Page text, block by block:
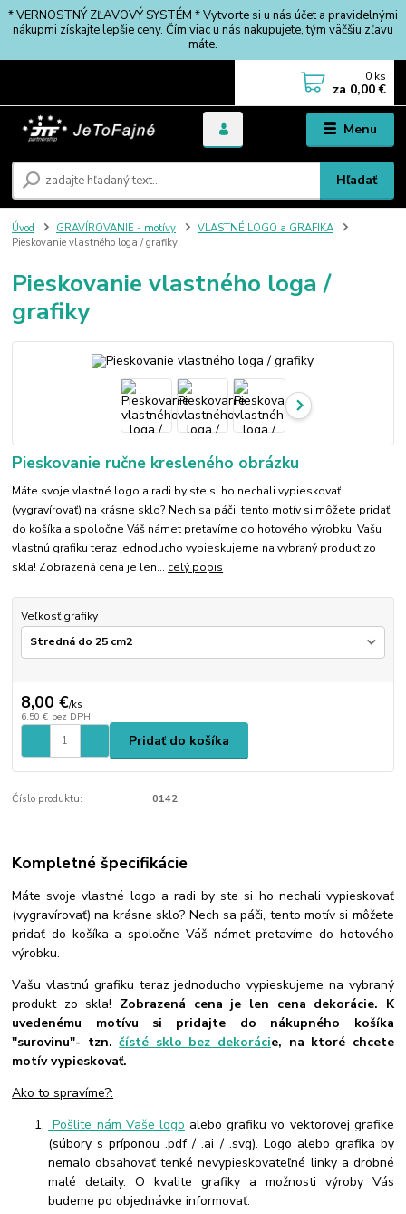
* VERNOSTNÝ ZĽAVOVÝ SYSTÉM * Vytvorte si u nás účet a pravidelnými
nákupmi získajte lepšie ceny. Čím viac u nás nakupujete, tým väčšiu zľavu
máte.
Menu
Hľadať
0 ks
za 0,00 €
Úvod GRAVÍROVANIE - motívy
VLASTNÉ LOGO a GRAFIKA
Pieskovanie vlastného loga / grafiky
Pieskovanie vlastného loga /
grafiky
Pieskovanie ručne kresleného obrázku
Máte svoje vlastné logo a radi by ste si ho nechali vypieskovať
(vygravírovať) na krásne sklo? Nech sa páči, tento motív si môžete pridať
do košíka a spoločne Váš námet pretavíme do hotového výrobku. Vašu
vlastnú grafiku teraz jednoducho vypieskujeme na vybraný produkt zo
skla! Zobrazená cena je len... celý popis
Veľkosť grafiky
8,00 €/ks
6,50 € bez DPH
Pridať do košíka
Číslo produktu: 0142
Kompletné špecifikácie
Máte svoje vlastné logo a radi by ste si ho nechali vypieskovať
(vygravírovať) na krásne sklo? Nech sa páči, tento motív si môžete
pridať do košíka a spoločne Váš námet pretavíme do hotového
výrobku.
Vašu vlastnú grafiku teraz jednoducho vypieskujeme na vybraný
produkt zo skla! Zobrazená cena je len cena dekorácie. K
uvedenému motívu si pridajte do nákupného košíka
"surovinu"- tzn.čísté sklo bez dekorácie, na ktoré chcete
motív vypieskovať.
Ako to spravíme?:
Pošlite nám Vaše logo alebo grafiku vo vektorovej grafike
(súbory s príponou .pdf / .ai / .svg). Logo alebo grafika by
nemalo obsahovať tenké nevypieskovateľné linky a drobné
malé detaily. O kvalite grafiky a možnosti výroby Vás
budeme po objednávke informovať.